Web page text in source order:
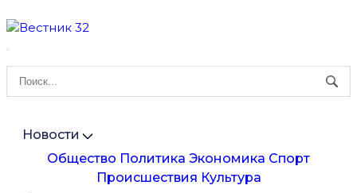
Новости
Общество Политика Экономика Спорт
Происшествия Культура